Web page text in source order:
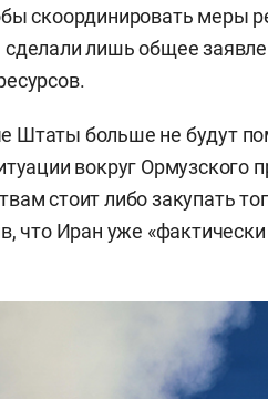
скоординировать меры
лишь общее
Штаты больше не будут
вокруг Ормузского
стоит либо закупать
что Иран уже